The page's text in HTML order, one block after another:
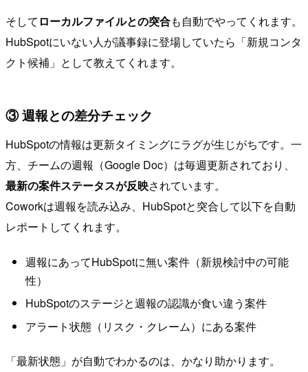
そして ローカルファイルとの突合も自動でやってくれます。
HubSpotにいない人が議事録に登場していたら「新規コンタ
クト候補」として教えてくれます。
③ 週報との差分チェック
HubSpotの情報は更新タイミングにラグが生じがちです。一
方、チームの週報（Google Doc）は毎週更新されており、
最新の案件ステータスが反映されています。
Coworkは週報を読み込み、HubSpotと突合して以下を自動
レポートしてくれます。
週報にあってHubSpotに無い案件（新規検討中の可能
性）
HubSpotのステージと週報の認識が食い違う案件
アラート状態（リスク・クレーム）にある案件
「最新状態」が自動でわかるのは、かなり助かります。